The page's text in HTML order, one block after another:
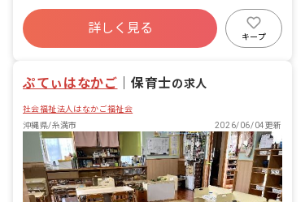
など生活面のサポート ・保育日誌や連絡
帳などの記録、保護者対応 ・園内外の環
境整備、安全管理 【担当クラス・体制】
複数担任制でクラスを運営します。定員
歳児30・4歳児30・5歳児30名)。 【大
重し、一人ひとりに寄り添う保育を目指
ボーナス・賞与あり
社会保険完備
福利厚生充実
退職金制度
残業少なめ
詳しく見る
キープ
ぷてぃはなかご ｜保育士の求人
社会福祉法人はなかご福祉会
沖縄県/糸満市
2026/06/04更新